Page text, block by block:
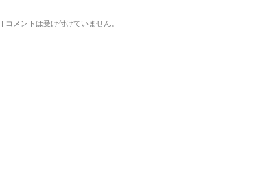
| コメントは受け付けていません。